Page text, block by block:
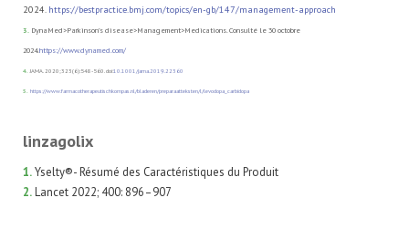
2024. https://bestpractice.bmj.com/topics/en-gb/147/management-approach
3. DynaMed>Parkinson’s disease>Management>Medications. Consulté le 30 octobre
2024.https://www.dynamed.com/
4. JAMA. 2020;323(6):548-560. doi:10.1001/jama.2019.22360
5. https://www.farmacotherapeutischkompas.nl/bladeren/preparaatteksten/l/levodopa_carbidopa
linzagolix
1.Yselty®- Résumé des Caractéristiques du Produit
2.Lancet 2022; 400: 896–907